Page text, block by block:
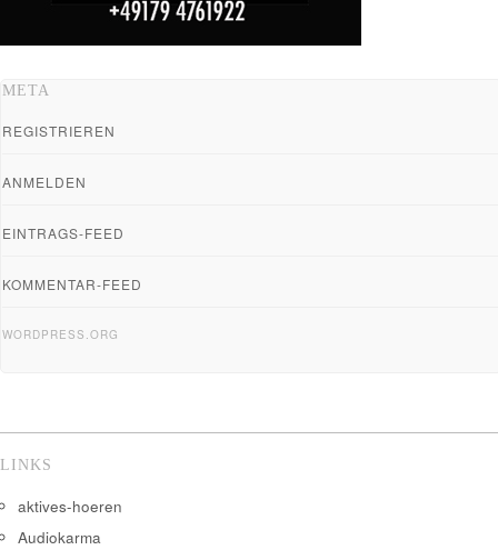
META
REGISTRIEREN
ANMELDEN
EINTRAGS-FEED
KOMMENTAR-FEED
WORDPRESS.ORG
LINKS
aktives-hoeren
Audiokarma